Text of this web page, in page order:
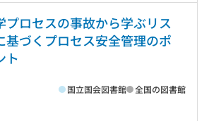
プロセスの事故から学ぶリス
基づくプロセス安全管理のポ
ト
国立国会図書館 全国の図書館